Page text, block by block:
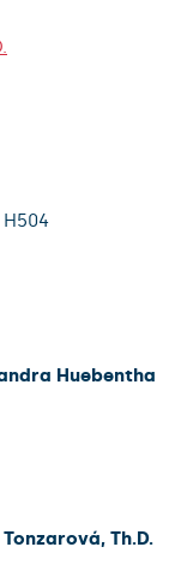
Huebenthal
Th.D.